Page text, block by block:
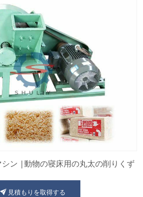
ン |動物の寝床用の丸太の削りくず
見積もりを取得する